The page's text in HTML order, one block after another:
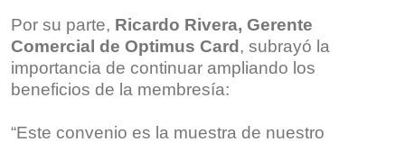
Por su parte, Ricardo Rivera, Gerente
Comercial de Optimus Card, subrayó la
importancia de continuar ampliando los
beneficios de la membresía:
“Este convenio es la muestra de nuestro